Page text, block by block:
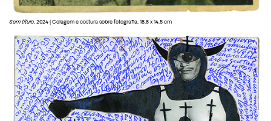
Sem título , 2024 | Colagem e costura sobre fotografia, 18,8 x 14,5 cm